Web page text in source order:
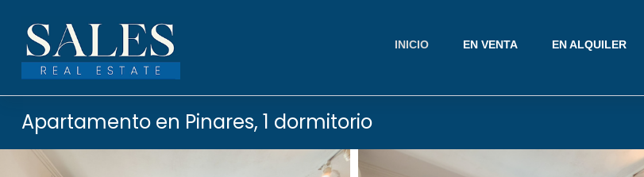
INICIO EN VENTA EN ALQUILER
Apartamento en Pinares, 1 dormitorio